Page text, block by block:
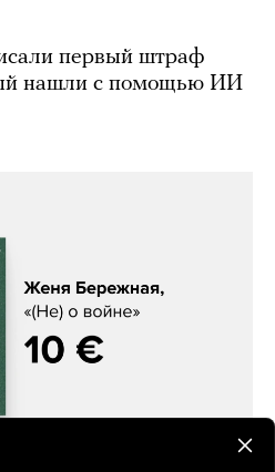
первый штраф
нашли с помощью ИИ
«(Не) о войне»